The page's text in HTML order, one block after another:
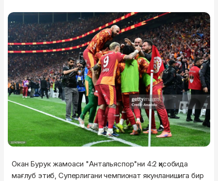
Окан Бурук жамоаси "Антальяспор"ни 4:2 ҳисобида
мағлуб этиб, Суперлигани чемпионат якунланишига бир